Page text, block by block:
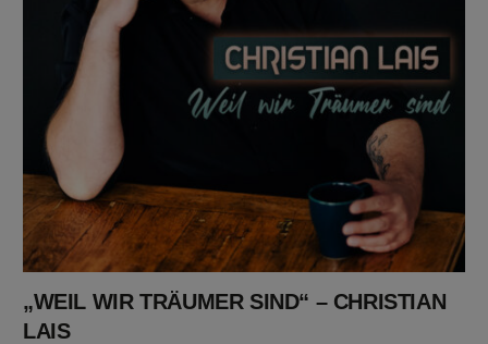
„WEIL WIR TRÄUMER SIND“ – CHRISTIAN
LAIS